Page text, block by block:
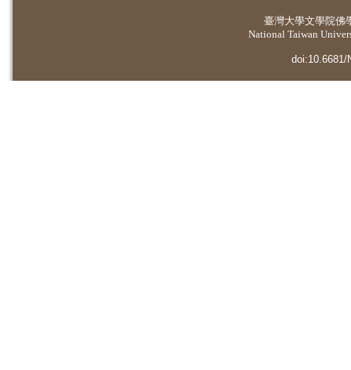
臺灣大學文學院佛
National Taiwan
doi:10.6681/